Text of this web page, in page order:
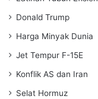
Donald Trump
Harga Minyak Dunia
Jet Tempur F-15E
Konflik AS dan Iran
Selat Hormuz